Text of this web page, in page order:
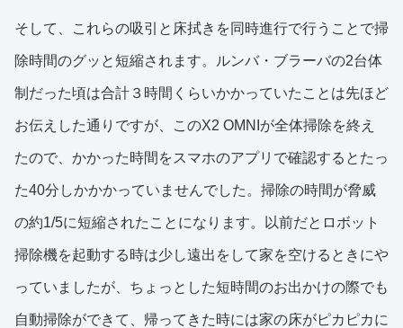
そして、これらの吸引と床拭きを同時進行で行うことで掃
除時間のグッと短縮されます。ルンバ・ブラーバの2台体
制だった頃は合計３時間くらいかかっていたことは先ほど
お伝えした通りですが、このX2 OMNIが全体掃除を終え
たので、かかった時間をスマホのアプリで確認するとたっ
た40分しかかかっていませんでした。掃除の時間が脅威
の約1/5に短縮されたことになります。以前だとロボット
掃除機を起動する時は少し遠出をして家を空けるときにや
っていましたが、ちょっとした短時間のお出かけの際でも
自動掃除ができて、帰ってきた時には家の床がピカピカに